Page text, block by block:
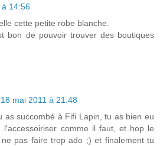
14:56
cette petite robe blanche.
bon de pouvoir trouver des boutiques
18 mai 2011 à 21:48
as succombé à Fifi Lapin, tu as bien eu
comme il faut, et hop le
pas faire trop ado ;) et finalement tu